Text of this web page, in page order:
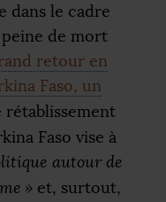
dans le cadre
peine de mort
retour en
Faso, un
rétablissement
Faso vise à
autour de
» et, surtout,